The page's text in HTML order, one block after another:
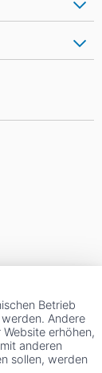
Betrieb
Andere
erhöhen,
anderen
sollen, werden